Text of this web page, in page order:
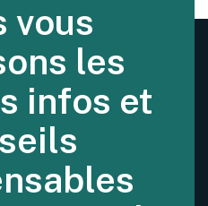
vous
les
infos et